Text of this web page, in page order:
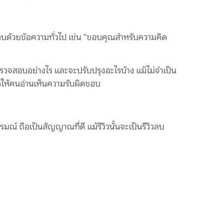
วยข้อความทั่วไป เช่น “ขอบคุณสำหรับความคิด
จสอบอย่างไร และจะปรับปรุงอะไรบ้าง แม้ไม่จำเป็น
ห้คนอ่านเห็นความรับผิดชอบ
รมณ์ ถือเป็นสัญญาณที่ดี แม้รีวิวนั้นจะเป็นรีวิวลบ